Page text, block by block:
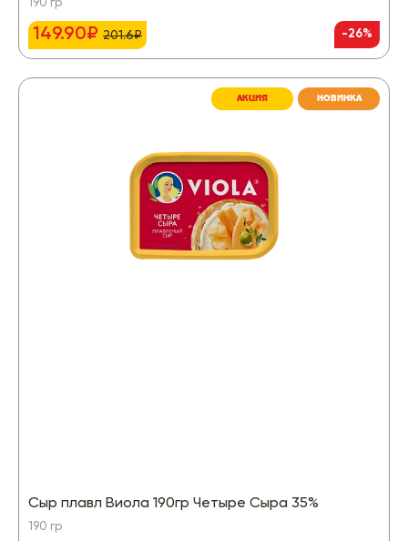
190 гр
149.90₽ 201.6₽ -26%
Сыр плавл Виола 190гр Четыре Сыра 35%
190 гр
АКЦИЯ НОВИНКА